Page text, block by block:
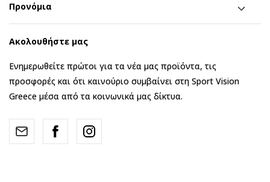
Προνόμια
Ακολουθήστε μας
Ενημερωθείτε πρώτοι για τα νέα μας προϊόντα, τις
προσφορές και ότι καινούριο συμβαίνει στη Sport Vision
Greece μέσα από τα κοινωνικά μας δίκτυα.